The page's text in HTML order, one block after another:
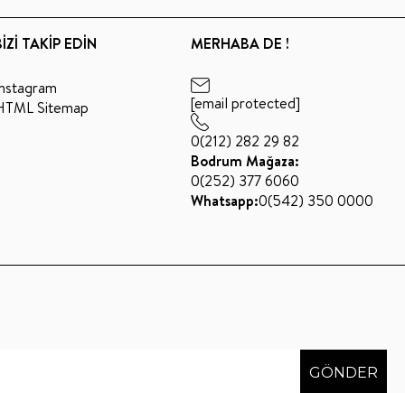
TAKİP EDİN
Sitemap
MERHABA DE !
[email protected]
0(212) 282 29 82
Bodrum Mağaza:
0(252) 377 6060
Whatsapp:0(542) 350 0000
GÖNDER